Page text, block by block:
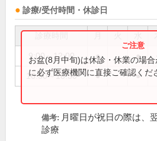
診療/受付時間・休診日
9:00～12:00 ● ●
16:30～18:30 ● ●
お盆(8月中旬)は休診・休業の場
に必ず医療機関に直接ご確認くだ
備考: 月曜日が祝日の際は、
診療